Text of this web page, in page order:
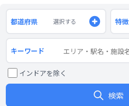
都道府県 選択する 特徴
キーワード
インドアを除く
検索